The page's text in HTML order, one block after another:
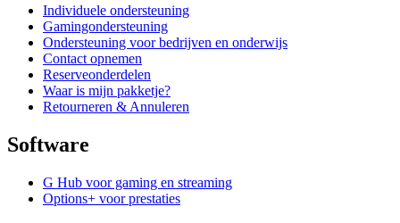
Individuele ondersteuning
Gamingondersteuning
Ondersteuning voor bedrijven en onderwijs
Contact opnemen
Reserveonderdelen
Waar is mijn pakketje?
Retourneren & Annuleren
Software
G Hub voor gaming en streaming
Options+ voor prestaties